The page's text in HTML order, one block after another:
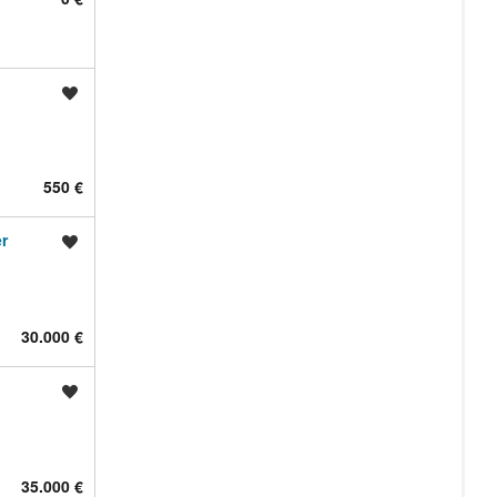
550 €
30.000 €
35.000 €